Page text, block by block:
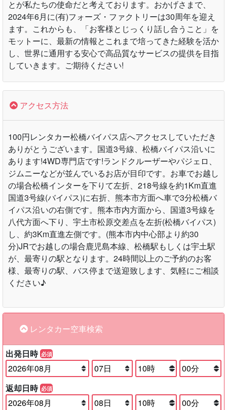
とが私たちの使命だと考えております。おかげさまで、
2024年6月に(有)フォーズ・ファクトリーは30周年を迎え
ます。これからも、「お客様とじっくり話し合うこと」を
モットーに、最新の情報とこれまで培ってきた経験を活か
し、世界に通用する安心で高品質なサービスの提供を目指
していきます。ご期待ください!
アクセス方法
100円レンタカー松橋バイパス店へアクセスしていただき
ありがとうございます。国道3号線、松橋バイパス沿いに
あります!4WD専門店です!ランドクルーザーやパジェロ、
ジムニーなどが並んでいるお店が目印です。お車でお越し
の場合松橋インターを下りて左折、218号線を約1Km直進
国道3号線(バイパス)に右折、熊本市方面へ車で3分松橋バ
イパス沿いの右側です。熊本市内方面から、国道3号線を
八代方面へ下り、宇土市松原交差点を左折(松橋バイパス)
し、約3Km直進左側です。(熊本市内中心部より約30
分)JRでお越しの場合鹿児島本線、松橋駅もしくは宇土駅
が、最寄りの駅となります。24時間以上のご予約のお客
様、最寄りの駅、バス停まで送迎致します、気軽にご相談
ください♪
レンタカー空車検索
出発日時 必須
返却日時 必須